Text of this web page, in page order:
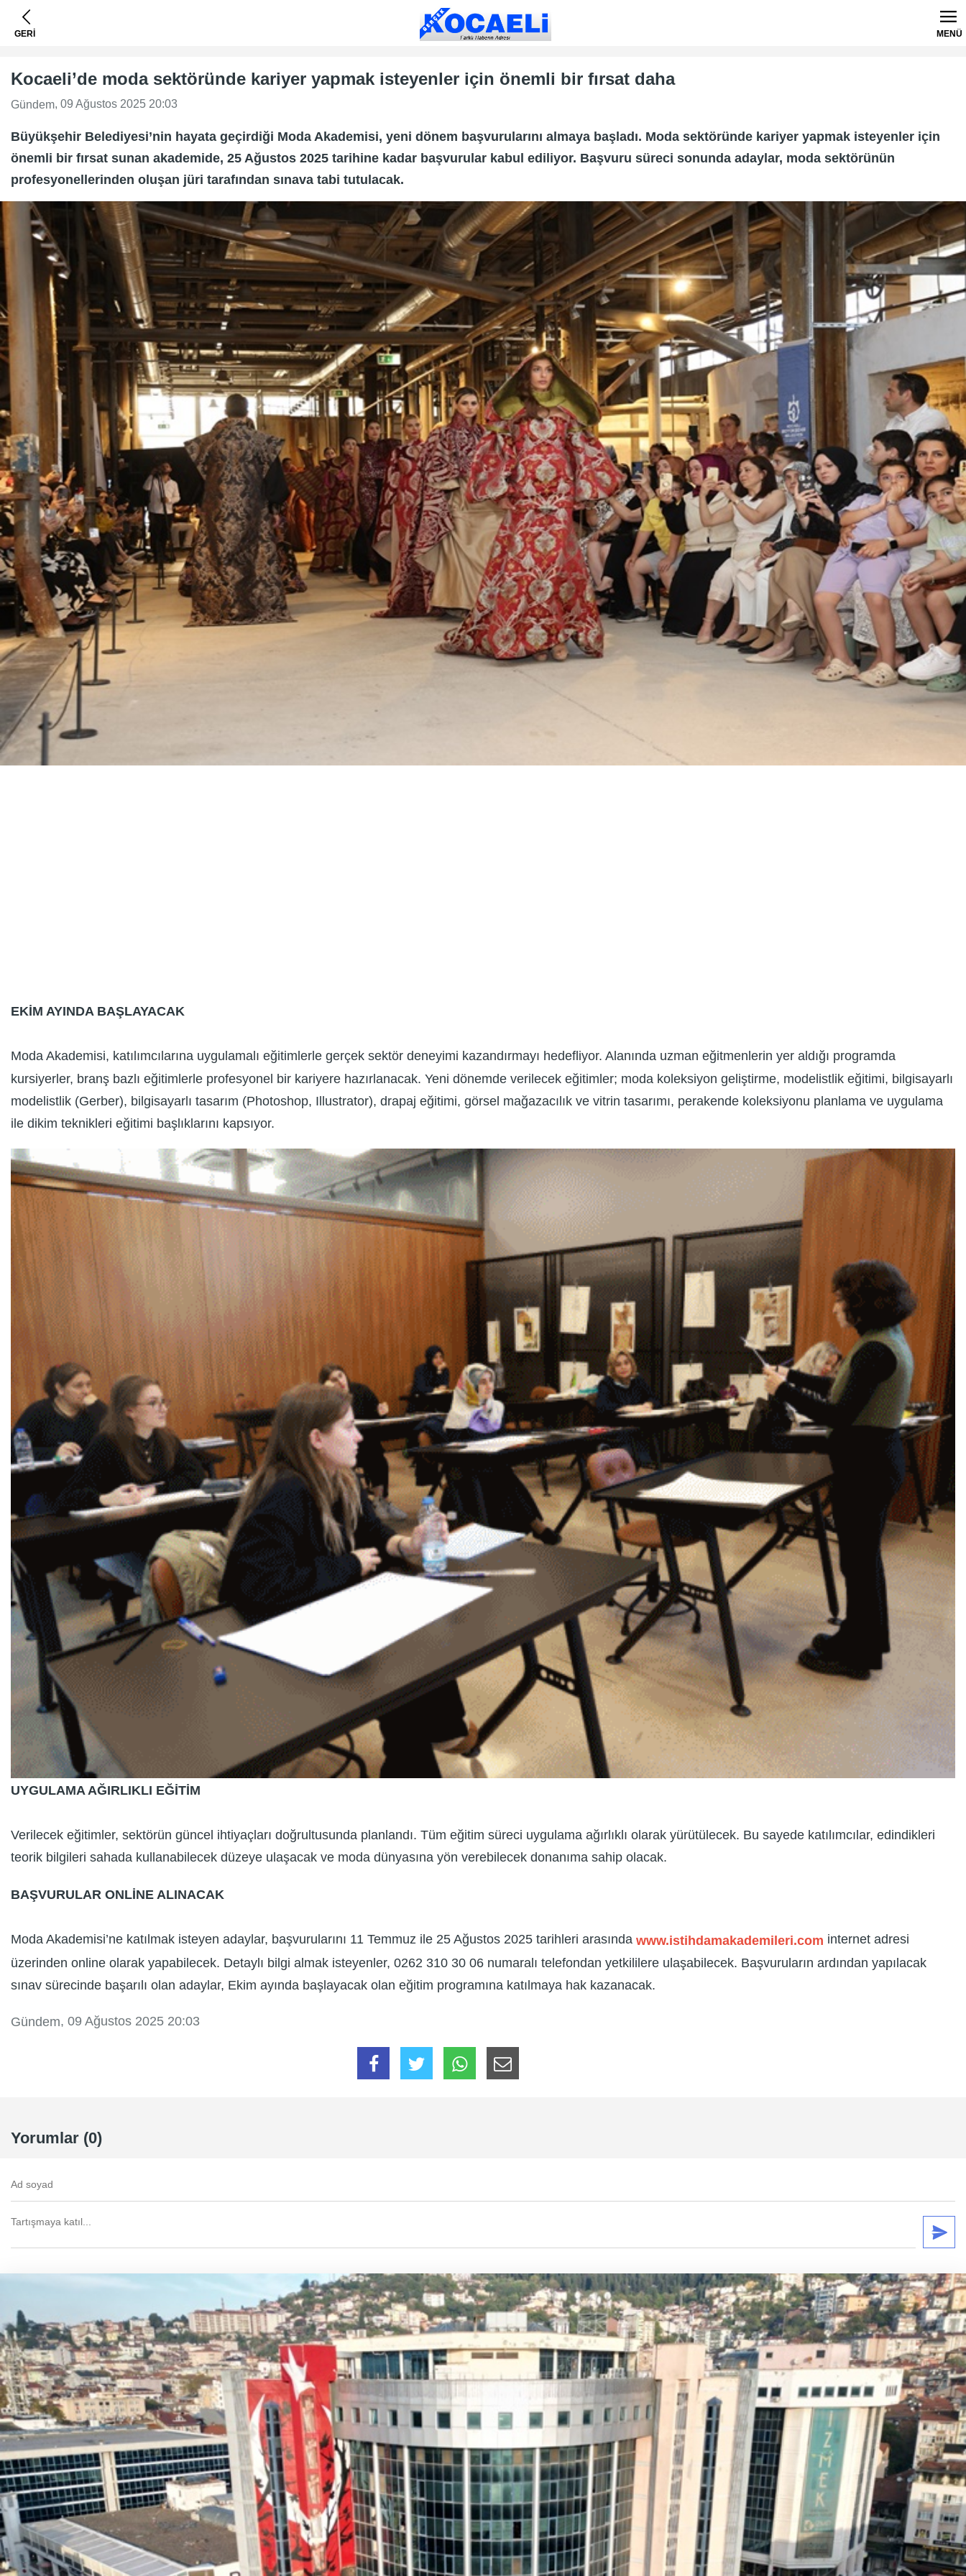
GERİ MENÜ
Kocaeli’de moda sektöründe kariyer yapmak isteyenler için önemli bir fırsat daha
Gündem, 09 Ağustos 2025 20:03
Büyükşehir Belediyesi’nin hayata geçirdiği Moda Akademisi, yeni dönem başvurularını almaya başladı. Moda sektöründe kariyer yapmak isteyenler için
önemli bir fırsat sunan akademide, 25 Ağustos 2025 tarihine kadar başvurular kabul ediliyor. Başvuru süreci sonunda adaylar, moda sektörünün
profesyonellerinden oluşan jüri tarafından sınava tabi tutulacak.
EKİM AYINDA BAŞLAYACAK
Moda Akademisi, katılımcılarına uygulamalı eğitimlerle gerçek sektör deneyimi kazandırmayı hedefliyor. Alanında uzman eğitmenlerin yer aldığı programda
kursiyerler, branş bazlı eğitimlerle profesyonel bir kariyere hazırlanacak. Yeni dönemde verilecek eğitimler; moda koleksiyon geliştirme, modelistlik eğitimi, bilgisayarlı
modelistlik (Gerber), bilgisayarlı tasarım (Photoshop, Illustrator), drapaj eğitimi, görsel mağazacılık ve vitrin tasarımı, perakende koleksiyonu planlama ve uygulama
ile dikim teknikleri eğitimi başlıklarını kapsıyor.
UYGULAMA AĞIRLIKLI EĞİTİM
Verilecek eğitimler, sektörün güncel ihtiyaçları doğrultusunda planlandı. Tüm eğitim süreci uygulama ağırlıklı olarak yürütülecek. Bu sayede katılımcılar, edindikleri
teorik bilgileri sahada kullanabilecek düzeye ulaşacak ve moda dünyasına yön verebilecek donanıma sahip olacak.
BAŞVURULAR ONLİNE ALINACAK
Moda Akademisi’ne katılmak isteyen adaylar, başvurularını 11 Temmuz ile 25 Ağustos 2025 tarihleri arasında www.istihdamakademileri.com internet adresi
üzerinden online olarak yapabilecek. Detaylı bilgi almak isteyenler, 0262 310 30 06 numaralı telefondan yetkililere ulaşabilecek. Başvuruların ardından yapılacak
sınav sürecinde başarılı olan adaylar, Ekim ayında başlayacak olan eğitim programına katılmaya hak kazanacak.
Gündem, 09 Ağustos 2025 20:03
Yorumlar (0)